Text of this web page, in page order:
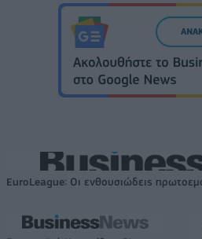
EuroLeague: Οι ενθουσιώδεις